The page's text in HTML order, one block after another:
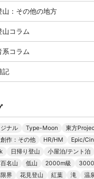
山：その他の地方
山コラム
系コラム
記
ナル Type-Moon
東方
作：その他
HR/HM
Epic/
日帰り登山
小屋泊/テント泊
名山
低山 2000m級
界
花見登山 紅葉 滝 温